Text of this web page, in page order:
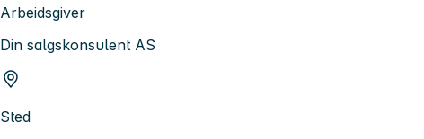
Arbeidsgiver
Din salgskonsulent AS
Sted